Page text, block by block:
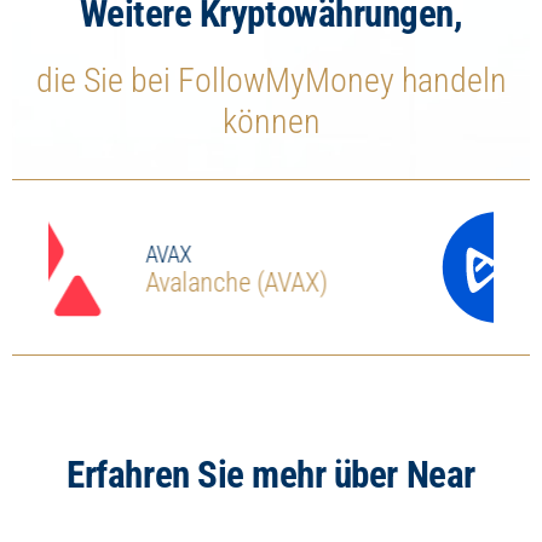
Weitere Kryptowährungen,
die Sie bei FollowMyMoney handeln
können
Axie Infinity (AXS)
Erfahren Sie mehr über Near